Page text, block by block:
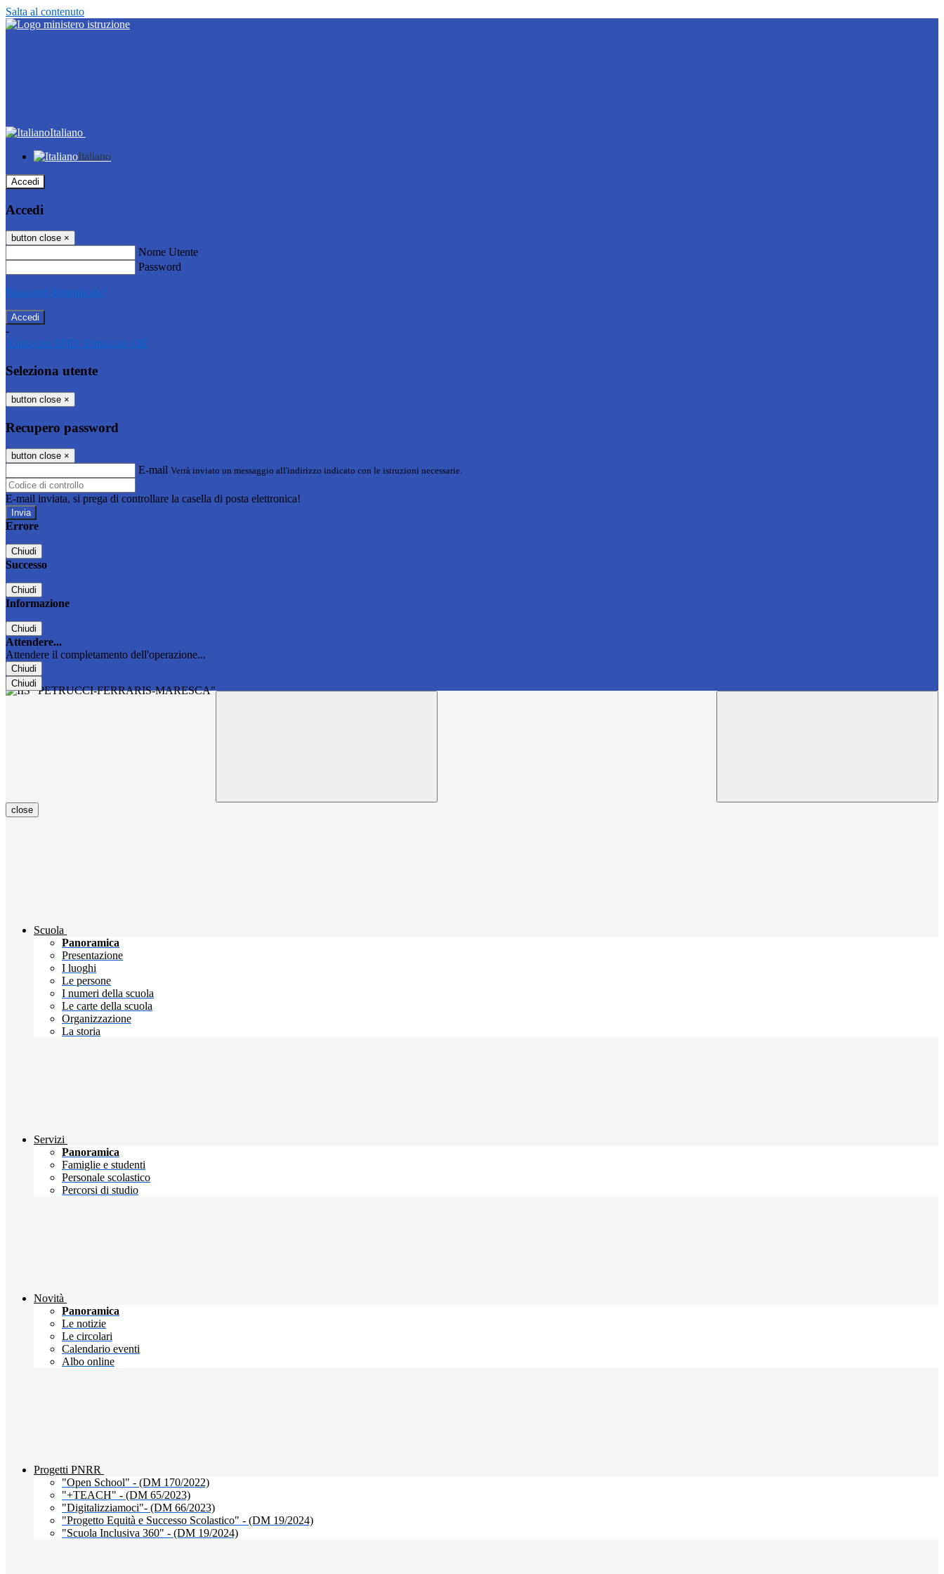
Salta al contenuto
Italiano
Italiano
Accedi
Accedi
button close ×
Nome Utente
Password
Password dimenticata?
-
Entra con SPID Entra con CIE
Seleziona utente
button close ×
Recupero password
button close ×
E-mail Verrà inviato un messaggio all'indirizzo indicato con le istruzioni necessarie.
E-mail inviata, si prega di controllare la casella di posta elettronica!
Errore
Chiudi
Successo
Chiudi
Informazione
Chiudi
Attendere...
Attendere il completamento dell'operazione...
Chiudi
Chiudi
close
Scuola
Panoramica
Presentazione
I luoghi
Le persone
I numeri della scuola
Le carte della scuola
Organizzazione
La storia
Servizi
Panoramica
Famiglie e studenti
Personale scolastico
Percorsi di studio
Novità
Panoramica
Le notizie
Le circolari
Calendario eventi
Albo online
Progetti PNRR
"Open School" - (DM 170/2022)
"+TEACH" - (DM 65/2023)
"Digitalizziamoci"- (DM 66/2023)
"Progetto Equità e Successo Scolastico" - (DM 19/2024)
"Scuola Inclusiva 360" - (DM 19/2024)